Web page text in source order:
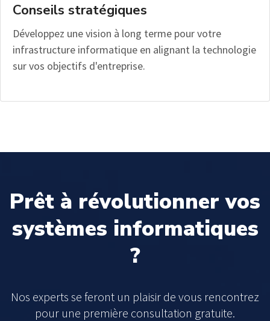
Conseils stratégiques
Développez une vision à long terme pour votre
infrastructure informatique en alignant la technologie
sur vos objectifs d'entreprise.
Prêt à révolutionner vos
systèmes informatiques
?
Nos experts se feront un plaisir de vous rencontrez
pour une première consultation gratuite.